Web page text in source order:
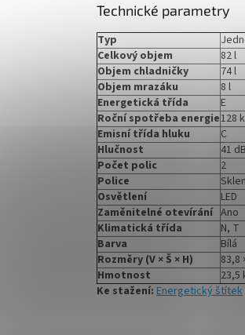
Technické parametry
Typ
Celkový objem
82 l
Objem chladničky
74 l
Objem mrazáku
8 l
Energetická třída
E
Roční spotřeba energie128
Emisní třída hluku
C
Hlučnost
41 dB
Počet polic
2
Police
Osvětlení
LED
Zaměnitelné otevírání Ano
Klimatická třída
N, T
Barva
Bílá
Rozměry (V × Š × H)
83,8
Hmotnost
23,5
Ke stažení: Energetický štítek